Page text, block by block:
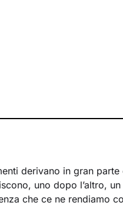
derivano in gran
uno dopo l’altro, un
che ce ne rendiamo